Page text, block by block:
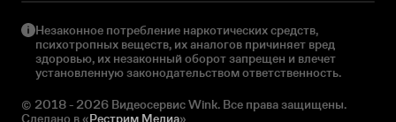
Незаконное потребление наркотических средств,
психотропных веществ, их аналогов причиняет вред
здоровью, их незаконный оборот запрещен и влечет
установленную законодательством ответственность.
© 2018 - 2026 Видеосервис Wink. Все права защищены.
Сделано в «Рестрим Медиа»